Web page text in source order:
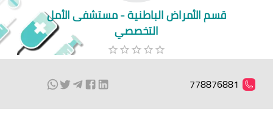
قسم الأمراض الباطنية - مستشفى الأمل
التخصصي
778876881